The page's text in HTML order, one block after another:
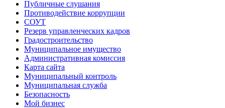
Публичные слушания
Противодействие коррупции
СОУТ
Резерв управленческих кадров
Градостроительство
Муниципальное имущество
Административная комиссия
Карта сайта
Муниципальный контроль
Муниципальная служба
Безопасность
Мой бизнес